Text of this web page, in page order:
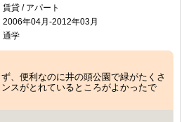
賃貸 / アパート
2006年04月-2012年03月
通学
、便利なのに井の頭公園で緑がたくさ
スがとれているところがよかったで